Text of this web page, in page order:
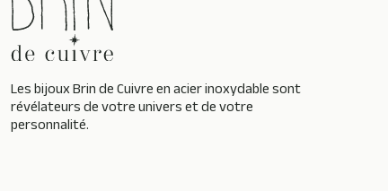
Les bijoux Brin de Cuivre en acier inoxydable sont
révélateurs de votre univers et de votre
personnalité.